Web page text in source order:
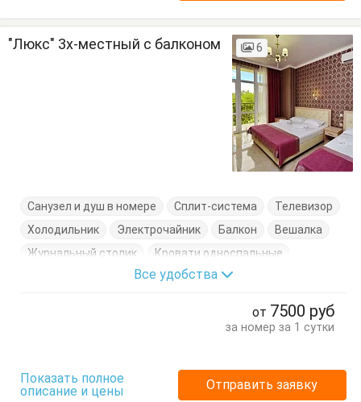
"Люкс" 3х-местный с балконом 6
Санузел и душ в номере Сплит-система
Телевизор
Холодильник
Электрочайник Балкон
Вешалка
Журнальный столик
Кровати односпальные
Кровать двуспальная
Посуда Стулья
Все удобства
от 7500 руб
за номер за 1 сутки
Показать полное
описание и цены
Отправить заявку